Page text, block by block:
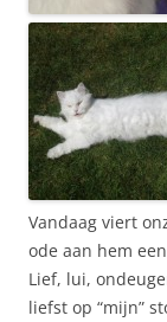
Vandaag viert
ode aan hem
Lief, lui,
liefst op “mijn”